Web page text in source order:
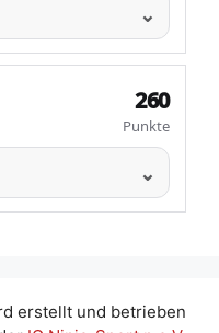
260
Punkte
erstellt und betrieben